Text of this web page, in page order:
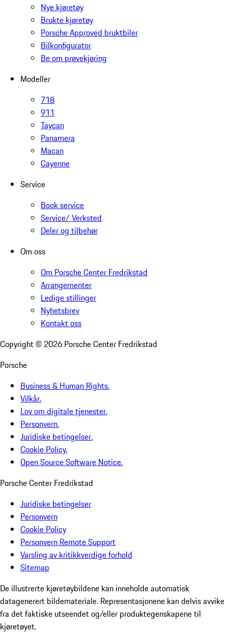
Nye kjøretøy
Brukte kjøretøy
Porsche Approved bruktbiler
Bilkonfigurator
Be om prøvekjøring
Modeller
718
911
Taycan
Panamera
Macan
Cayenne
Service
Book service
Service/ Verksted
Deler og tilbehør
Om oss
Om Porsche Center Fredrikstad
Arrangementer
Ledige stillinger
Nyhetsbrev
Kontakt oss
Copyright © 2026 Porsche Center Fredrikstad
Porsche
Business & Human Rights.
Vilkår.
Lov om digitale tjenester.
Personvern.
Juridiske betingelser.
Cookie Policy.
Open Source Software Notice.
Porsche Center Fredrikstad
Juridiske betingelser
Personvern
Cookie Policy
Personvern Remote Support
Varsling av kritikkverdige forhold
Sitemap
De illustrerte kjøretøybildene kan inneholde automatisk
datagenerert bildemateriale. Representasjonene kan delvis avvike
fra det faktiske utseendet og/eller produktegenskapene til
kjøretøyet.